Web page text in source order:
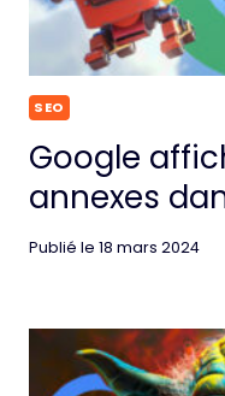
SEO
Google
annexes
Publié le 18 mars 2024